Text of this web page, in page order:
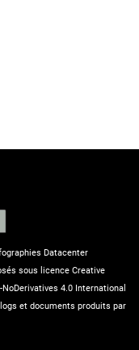
Datacenter
sous licence Creative
4.0 International
et documents produits par